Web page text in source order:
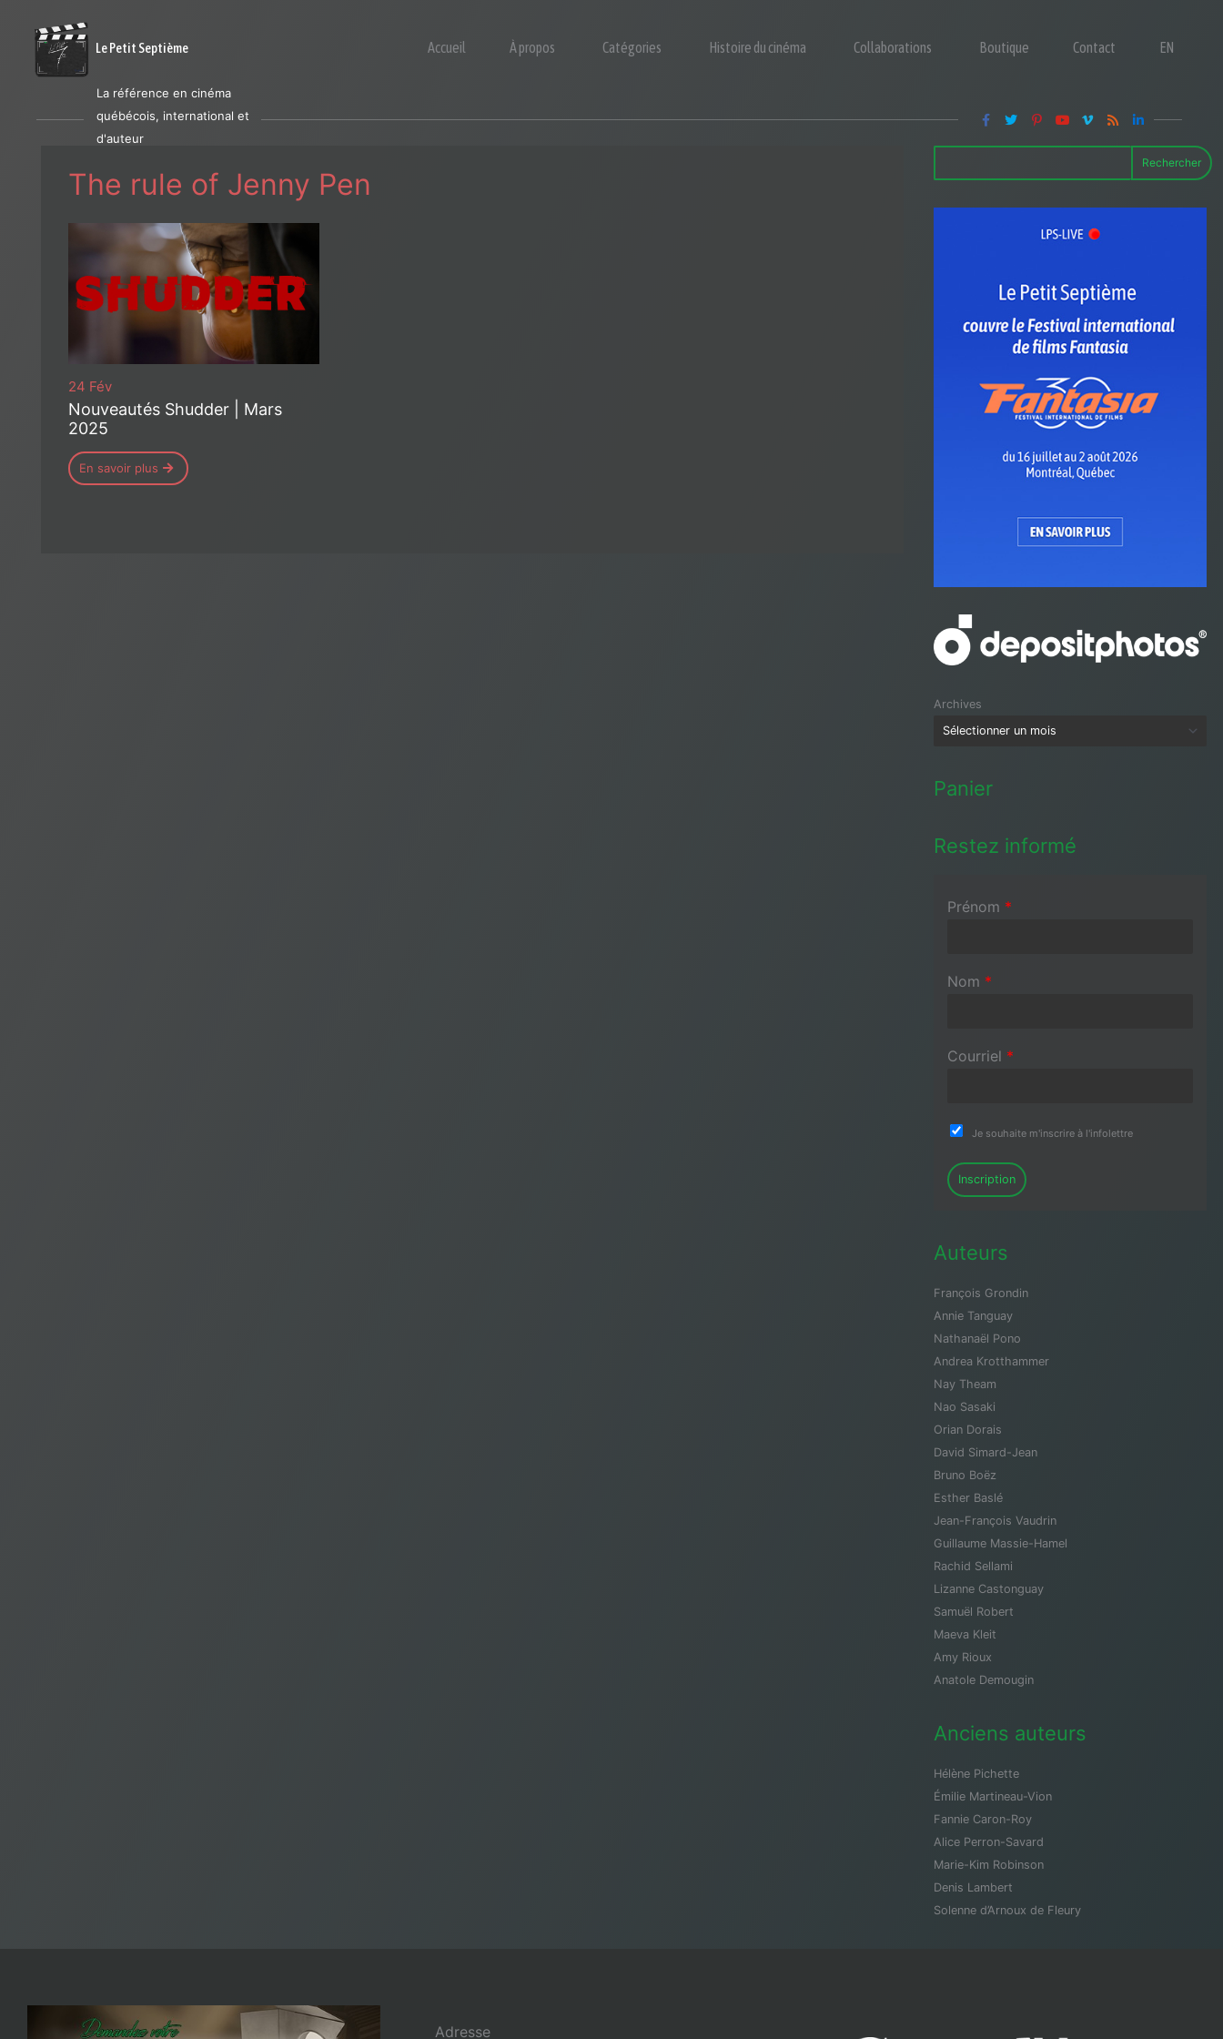
Le Petit Septième Accueil À propos Catégories Histoire du cinéma Collaborations Boutique Contact EN
La référence en cinéma
québécois, international et
d'auteur
The rule of Jenny Pen
24 Fév
Nouveautés Shudder | Mars
2025
En savoir plus
Rechercher
Archives
Panier
Restez informé
Prénom *
Nom *
Courriel *
Je souhaite m'inscrire à l'infolettre
Inscription
Auteurs
François Grondin
Annie Tanguay
Nathanaël Pono
Andrea Krotthammer
Nay Theam
Nao Sasaki
Orian Dorais
David Simard-Jean
Bruno Boëz
Esther Baslé
Jean-François Vaudrin
Guillaume Massie-Hamel
Rachid Sellami
Lizanne Castonguay
Samuël Robert
Maeva Kleit
Amy Rioux
Anatole Demougin
Anciens auteurs
Hélène Pichette
Émilie Martineau-Vion
Fannie Caron-Roy
Alice Perron-Savard
Marie-Kim Robinson
Denis Lambert
Solenne d’Arnoux de Fleury
Adresse